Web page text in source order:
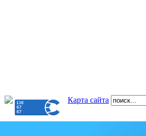
Карта сайта